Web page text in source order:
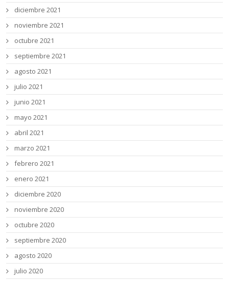
diciembre 2021
noviembre 2021
octubre 2021
septiembre 2021
agosto 2021
julio 2021
junio 2021
mayo 2021
abril 2021
marzo 2021
febrero 2021
enero 2021
diciembre 2020
noviembre 2020
octubre 2020
septiembre 2020
agosto 2020
julio 2020